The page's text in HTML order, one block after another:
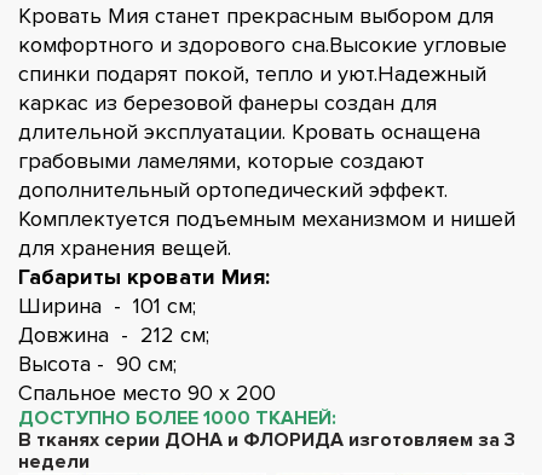
Кровать Мия станет прекрасным выбором для
комфортного и здорового сна.Высокие угловые
спинки подарят покой, тепло и уют.Надежный
каркас из березовой фанеры создан для
длительной эксплуатации. Кровать оснащена
грабовыми ламелями, которые создают
дополнительный ортопедический эффект.
Комплектуется подъемным механизмом и нишей
для хранения вещей.
Габариты кровати Мия:
Ширина - 101 см;
Довжина - 212 см;
Высота - 90 см;
Спальное место 90 х 200
ДОСТУПНО БОЛЕЕ 1000 ТКАНЕЙ:
В тканях серии ДОНА и ФЛОРИДА изготовляем за 3
недели